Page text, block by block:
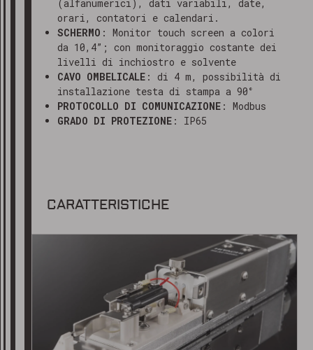
(alfanumerici), dati variabili, date,
orari, contatori e calendari.
SCHERMO : Monitor touch screen a colori
da 10,4”; con monitoraggio costante dei
livelli di inchiostro e solvente
CAVO OMBELICALE : di 4 m, possibilità di
installazione testa di stampa a 90°
PROTOCOLLO DI COMUNICAZIONE : Modbus
GRADO DI PROTEZIONE : IP65
CARATTERISTICHE